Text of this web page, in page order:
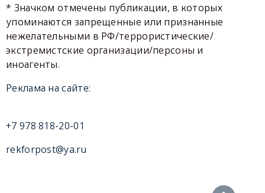
* Значком отмечены публикации, в которых
упоминаются запрещенные или признанные
нежелательными в РФ/террористические/
экстремистские организации/персоны и
иноагенты.
Реклама на сайте:
+7 978 818-20-01
rekforpost@ya.ru